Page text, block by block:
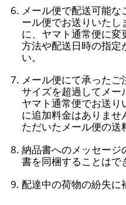
メール便で配送可能
ール便でお送りいたし
に、ヤマト通常便に変
方法や配送日時の指定
い。
メール便にて承った
サイズを超過してメー
ヤマト通常便でお送
に追加料金はありませ
ただいたメール便の送
納品書へのメッセージ
書を同梱することはで
配達中の荷物の紛失に